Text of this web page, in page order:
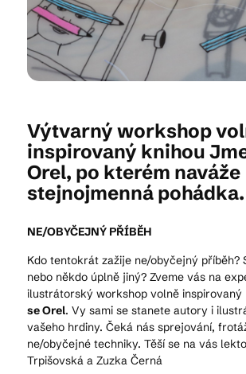
CS EN DE
© 2026 Brána Jihlavy
Výtvarný workshop
inspirovaný knihou
Orel, po kterém naváže
stejnojmenná pohádka.
NE/OBYČEJNÝ PŘÍBĚH
Kdo tentokrát zažije ne/obyčejný příběh?
nebo někdo úplně jiný? Zveme vás na
ilustrátorský workshop volně inspirovaný
se Orel. Vy sami se stanete autory i
vašeho hrdiny. Čeká nás sprejování,
ne/obyčejné techniky. Těší se na vás
Trpišovská a Zuzka Černá